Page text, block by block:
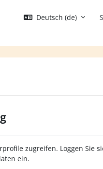
Deutsch ‎(de)‎
zugreifen. Loggen Sie
ein.